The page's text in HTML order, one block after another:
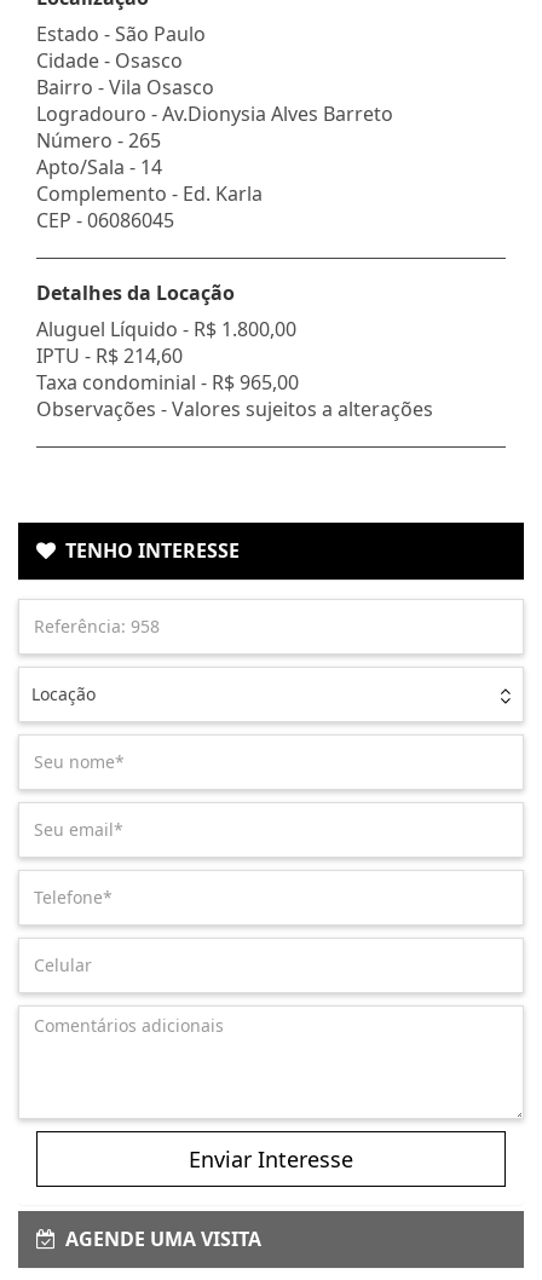
Estado -São Paulo
Cidade - Osasco
Bairro -Vila Osasco
Logradouro -Av.Dionysia Alves Barreto
Número -265
Apto/Sala - 14
Complemento - Ed. Karla
CEP -06086045
Detalhes da Locação
Aluguel Líquido - R$ 1.800,00
IPTU - R$ 214,60
Taxa condominial - R$ 965,00
Observações - Valores sujeitos a alterações
TENHO INTERESSE
Locação
Enviar Interesse
AGENDE UMA VISITA